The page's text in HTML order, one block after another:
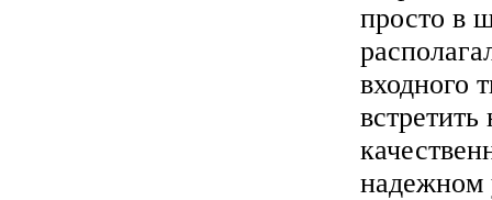
просто в
входного
надежном